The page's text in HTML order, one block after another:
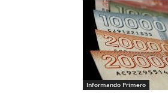
Informando Primero